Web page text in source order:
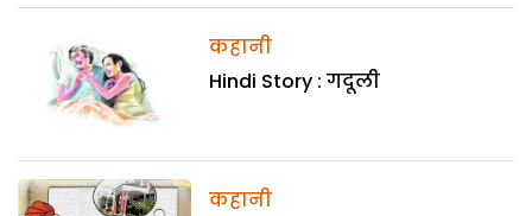
कहानी
Hindi Story : गदूली
कहानी